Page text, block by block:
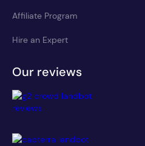
Affiliate Program
Hire an Expert
Our reviews